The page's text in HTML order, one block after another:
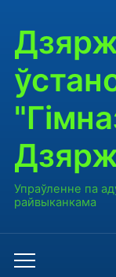
Упраўленне па
райвыканкама
Переключить